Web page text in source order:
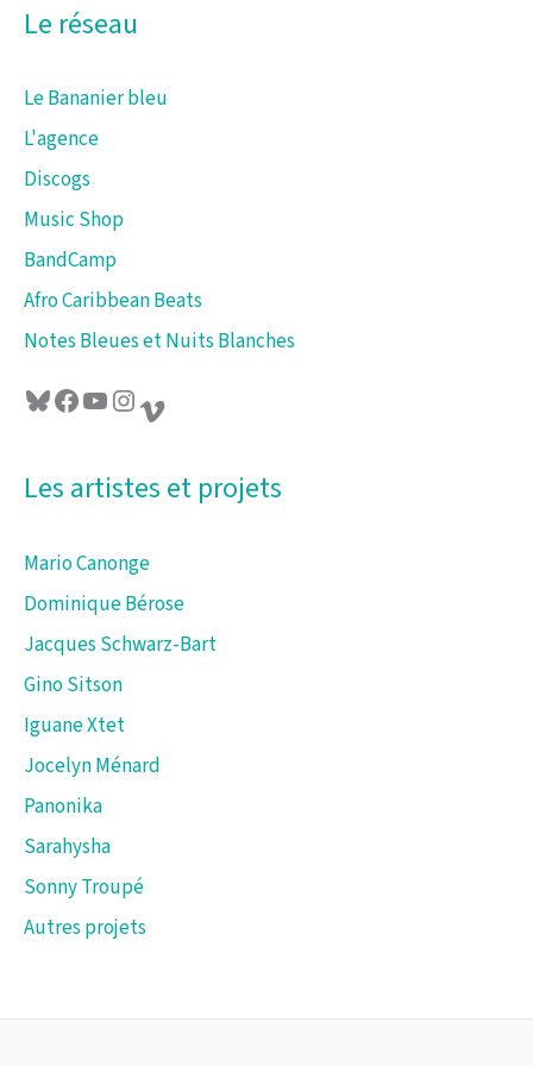
Le réseau
Le Bananier bleu
L'agence
Discogs
Music Shop
BandCamp
Afro Caribbean Beats
Notes Bleues et Nuits Blanches
Bluesky Facebook YouTube InstagramVimeo
Les artistes et projets
Mario Canonge
Dominique Bérose
Jacques Schwarz-Bart
Gino Sitson
Iguane Xtet
Jocelyn Ménard
Panonika
Sarahysha
Sonny Troupé
Autres projets